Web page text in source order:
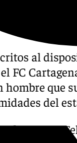
al
FC
hombre
del
101